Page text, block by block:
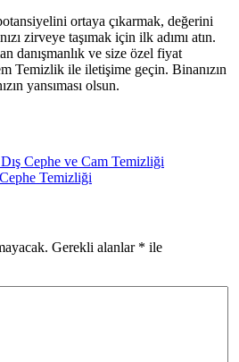
ortaya çıkarmak, değerini
zirveye taşımak için ilk adımı atın.
danışmanlık ve size özel fiyat
Temizlik ile iletişime geçin. Binanızın
yansıması olsun.
Cephe ve Cam Temizliği
Temizliği
Gerekli alanlar * ile